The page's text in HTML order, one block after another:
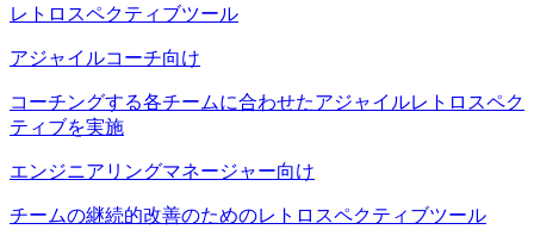
レトロスペクティブツール
アジャイルコーチ向け
コーチングする各チームに合わせたアジャイルレトロスペク
ティブを実施
エンジニアリングマネージャー向け
チームの継続的改善のためのレトロスペクティブツール